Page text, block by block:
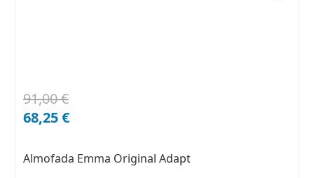
91,00€
O
preço
91,00 €.
68,25€
O
preço
68,25 €.
Almofada Emma Original Adapt